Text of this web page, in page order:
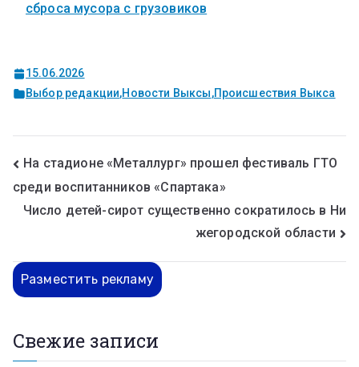
сброса мусора с грузовиков
15.06.2026
Выбор редакции,Новости Выксы,Происшествия Выкса
На стадионе «Металлург» прошел фестиваль ГТО
среди воспитанников «Спартака»
Число детей-сирот существенно сократилось в Ни
жегородской области
Разместить рекламу
Свежие записи